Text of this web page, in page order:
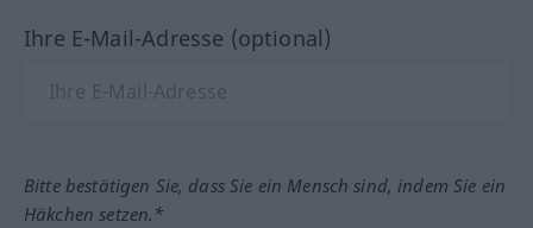
Ihre E-Mail-Adresse (optional)
Bitte bestätigen Sie, dass Sie ein Mensch sind, indem Sie ein
Häkchen setzen.*